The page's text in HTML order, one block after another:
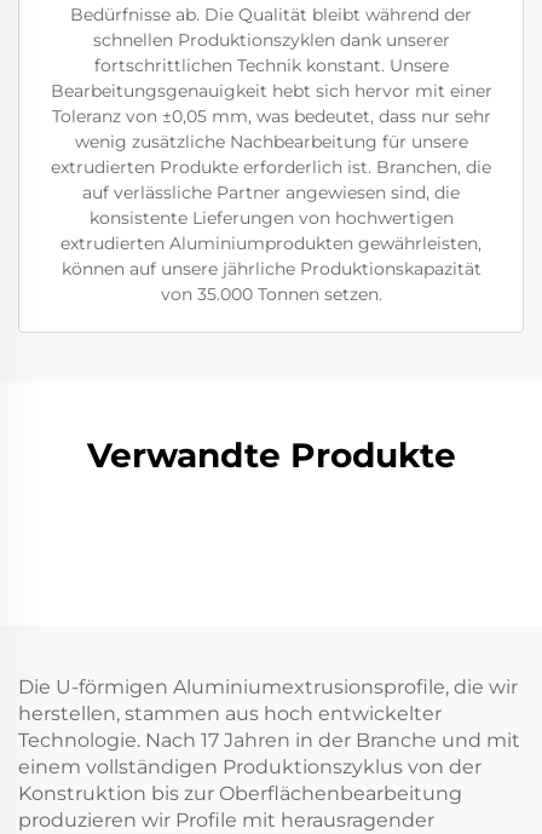
Bedürfnisse ab. Die Qualität bleibt während der
schnellen Produktionszyklen dank unserer
fortschrittlichen Technik konstant. Unsere
Bearbeitungsgenauigkeit hebt sich hervor mit einer
Toleranz von ±0,05 mm, was bedeutet, dass nur sehr
wenig zusätzliche Nachbearbeitung für unsere
extrudierten Produkte erforderlich ist. Branchen, die
auf verlässliche Partner angewiesen sind, die
konsistente Lieferungen von hochwertigen
extrudierten Aluminiumprodukten gewährleisten,
können auf unsere jährliche Produktionskapazität
von 35.000 Tonnen setzen.
Verwandte Produkte
Die U-förmigen Aluminiumextrusionsprofile, die wir
herstellen, stammen aus hoch entwickelter
Technologie. Nach 17 Jahren in der Branche und mit
einem vollständigen Produktionszyklus von der
Konstruktion bis zur Oberflächenbearbeitung
produzieren wir Profile mit herausragender